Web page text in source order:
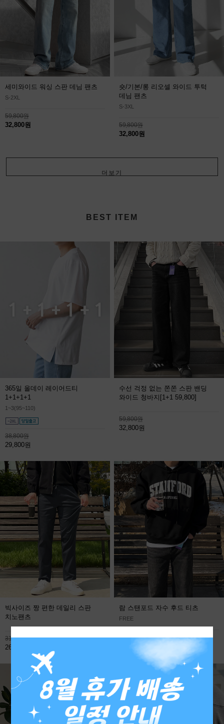
세미와이드 워싱 스판 데님 팬츠
S-2XL
59,800원
32,800원
숏/기본/롱 리오셀 와이드 투턱
데님 팬츠
S-3XL
59,800원
32,800원
BEST ITEM
365일 올데이 레이어드티
1+1+1+1
1~3(95~110)
38,800원
29,800원
수선 걱정 없는 쫀쫀 스판 밴딩
와이드 청바지 [1+1 59,800]
59,800원
32,800원
빅사이즈 짱 편한 데일리 스판
치노팬츠
31,900원
26,800원
람 스탠포드 자수 후드 티츠
FREE
113,800원